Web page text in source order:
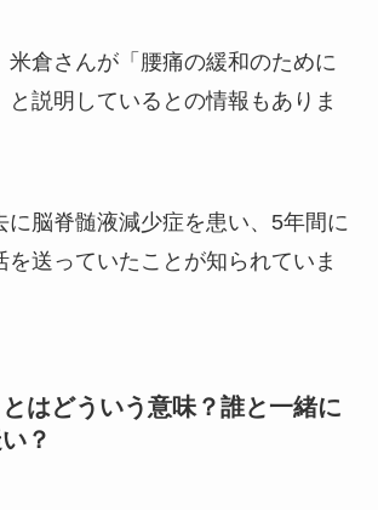
米倉さんが「腰痛の緩和のために
と説明しているとの情報もありま
に脳脊髄液減少症を患い、5年間に
を送っていたことが知られていま
とはどういう意味？誰と一緒に
？